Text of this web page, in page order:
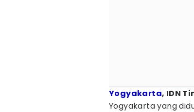
Yogyakarta, IDN
Yogyakarta yang